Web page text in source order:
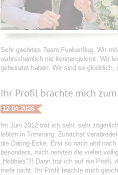
Sehr geehrtes Team Funkenflug, Wir
wahrscheinlich nie kennengelernt. Wir
geheiratet haben. Wir sind so
Ihr Profil brachte mich
12.04.2026
Im Juni 2012 trat ich sehr, sehr
lebten in Trennung. Zunächst
die Dating-Ecke. Erst so nach und
besonders, mich nervten die vielen
„Hobbies“?! Dann traf ich auf ein
mehr nicht. Ihr Profil brachte mich